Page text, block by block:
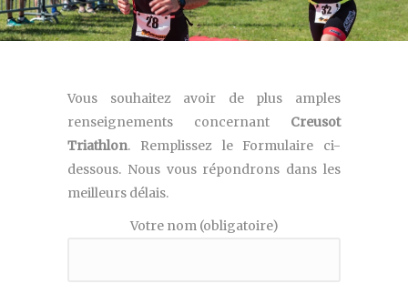
Vous souhaitez avoir de plus amples
renseignements concernant Creusot
Triathlon. Remplissez le Formulaire ci-
dessous. Nous vous répondrons dans les
meilleurs délais.
Votre nom (obligatoire)